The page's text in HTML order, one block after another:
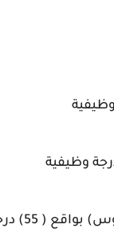
درجة وظيفية.